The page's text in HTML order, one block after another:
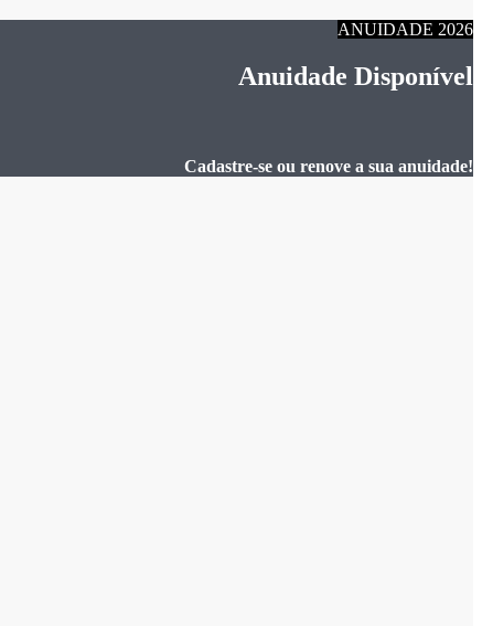
ANUIDADE 2026
Anuidade Disponível
Cadastre-se ou renove a sua anuidade!